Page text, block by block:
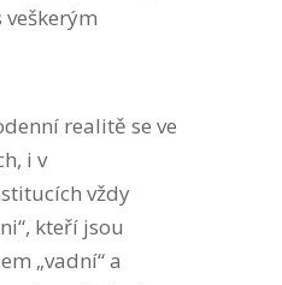
realitě se ve
i v
vždy
kteří jsou
„vadní“ a